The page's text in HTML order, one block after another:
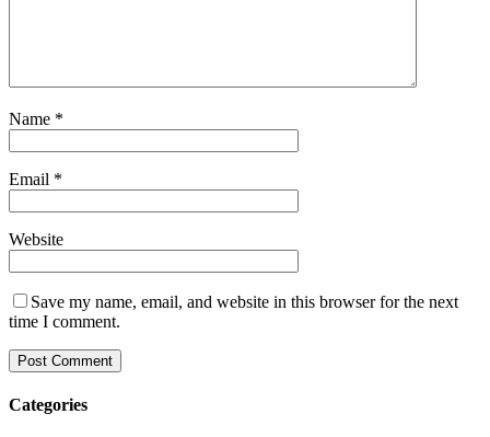
Name *
Email *
Website
Save my name, email, and website in this browser for the next
time I comment.
Categories